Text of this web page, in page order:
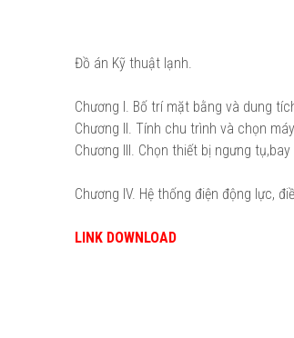
Đồ án Kỹ thuật lạnh.
Chương I. Bố trí mặt bằng và dung
Chương II. Tính chu trình và chọn
Chương III. Chọn thiết bị ngưng
Chương IV. Hệ thống điện động lực,
LINK DOWNLOAD